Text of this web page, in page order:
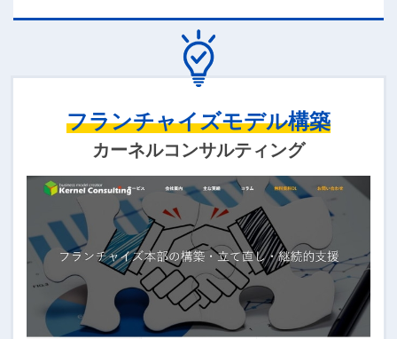
フランチャイズモデル構築
カーネルコンサルティング